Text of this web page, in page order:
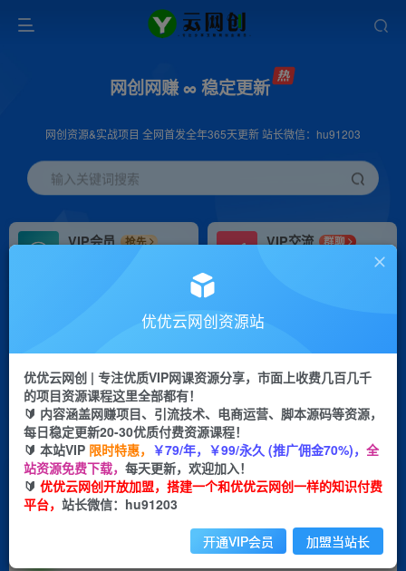
网创网赚 ∞ 稳定更新
网创资源&实战项目 全网首发全年365天更新 站长微信：hu91203
输入关键词搜索
VIP会员
抢先
VIP交流
群聊
研究探讨更多创业项目路子。
会员专属推广链接
挂机 项目
脚本卡密
APP下载
GO
首页 创业课程 会员专属 正文
（9327期）AI治愈系动态壁纸+文案，一键复制爆
款，日入500+
关注 私信
优优云网创资源站
优优云网创 | 专注优质VIP网课资源分享，市面上收费几百几千
的项目资源课程这里全部都有！
🔰 内容涵盖网赚项目、引流技术、电商运营、脚本源码等资源，
每日稳定更新20-30优质付费资源课程！
🔰 本站VIP 限时特惠， ￥79/年，￥99/永久 (推广佣金70%)， 全
站资源免费下载， 每天更新，欢迎加入！
🔰 优优云网创开放加盟，搭建一个和优优云网创一样的知识付费
平台， 站长微信：hu91203
开通VIP会员 加盟当站长